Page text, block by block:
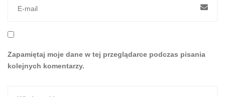
Zapamiętaj moje dane w tej przeglądarce podczas pisania
kolejnych komentarzy.